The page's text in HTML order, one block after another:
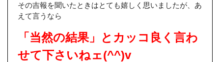
その吉報を聞いたときはとても嬉しく思いましたが、あ
えて言うなら
「当然の結果」とカッコ良く言わ
せて下さいねェ(^^)v